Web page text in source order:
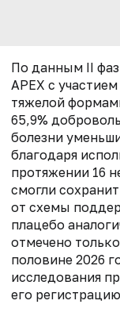
По данным II
APEX с
тяжелой
65,9%
болезни
благодаря
протяжении 16
смогли
от схемы
плацебо
отмечено
половине 2026
исследования
его